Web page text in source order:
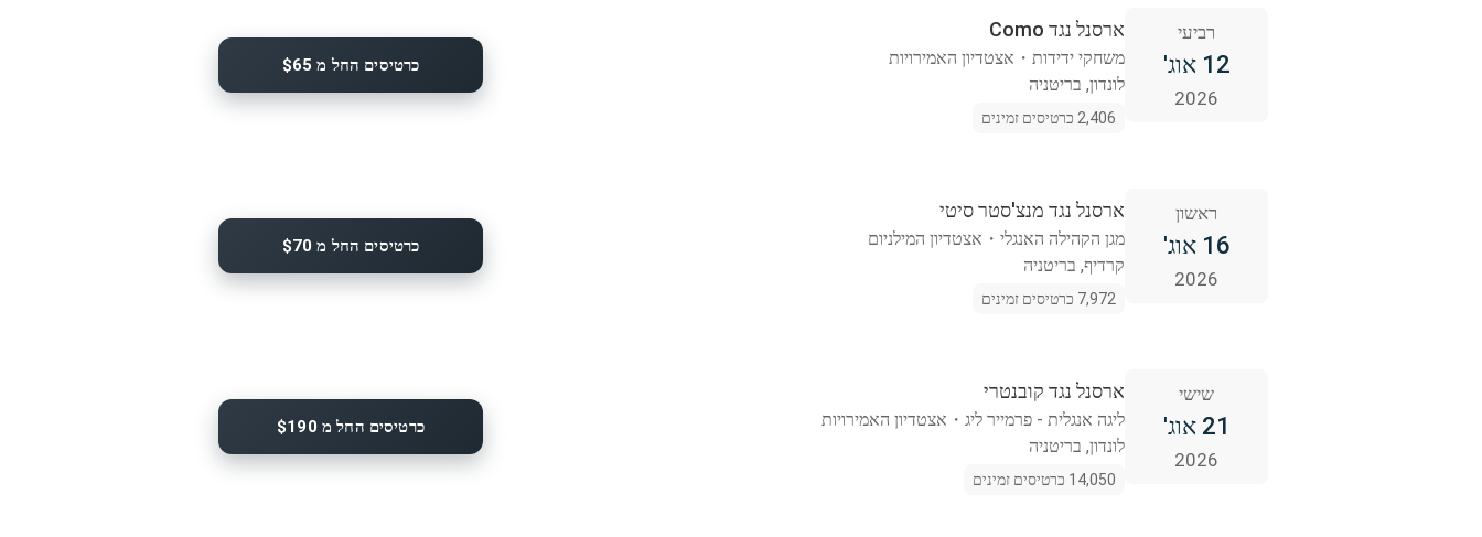
רביעי
12 אוג'
2026
ארסנל נגד Como
משחקי ידידות ・ אצטדיון האמירויות
לונדון, בריטניה
2,406 כרטיסים זמינים
כרטיסים החל מ $65
ראשון
16 אוג'
2026
ארסנל נגד מנצ'סטר סיטי
מגן הקהילה האנגלי ・ אצטדיון המילניום
קרדיף, בריטניה
7,972 כרטיסים זמינים
כרטיסים החל מ $70
שישי
21 אוג'
2026
ארסנל נגד קובנטרי
ליגה אנגלית - פרמייר ליג ・ אצטדיון האמירויות
לונדון, בריטניה
14,050 כרטיסים זמינים
כרטיסים החל מ $190